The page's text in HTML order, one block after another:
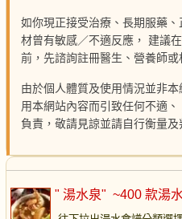
如你現正接受治療、長期服藥
材曾有敏感／不適反應， 建議
前，先諮詢註冊醫生、營養師或
由於個人體質及使用情況並非
用本網站內容而引致任何不適
負責，敬請見諒並請自行衡量及
" 湯水泉" ~400 款湯